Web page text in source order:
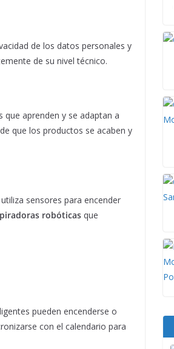
de los datos personales y
de su nivel técnico.
aprenden y se adaptan a
que los productos se acaben y
sensores para encender
robóticas que
pueden encenderse o
con el calendario para